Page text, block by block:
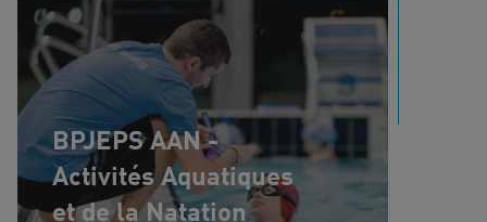
BPJEPS AAN -
Activités Aquatiques
et de la Natation